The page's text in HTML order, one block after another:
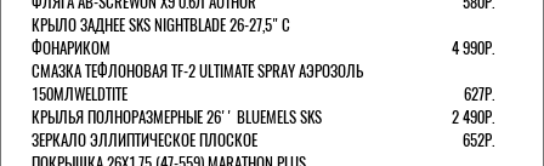
КРЫЛО ЗАДНЕЕ SKS NIGHTBLADE 26-27,5" С
ФОНАРИКОМ
4 990Р.
СМАЗКА ТЕФЛОНОВАЯ TF-2 ULTIMATE SPRAY АЭРОЗОЛЬ
150МЛWELDTITE
627Р.
КРЫЛЬЯ ПОЛНОРАЗМЕРНЫЕ 26'' BLUEMELS SKS
2 490Р.
ЗЕРКАЛО ЭЛЛИПТИЧЕСКОЕ ПЛОСКОЕ
652Р.